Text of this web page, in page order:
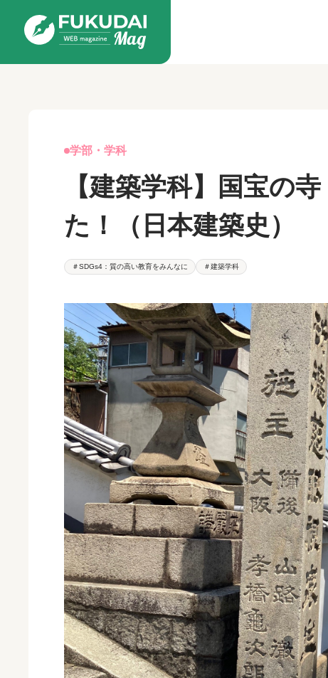
学部・学科
【建築学科】国宝の
た！（日本建築史）
＃SDGs4：質の高い教育をみんなに ＃建築学科